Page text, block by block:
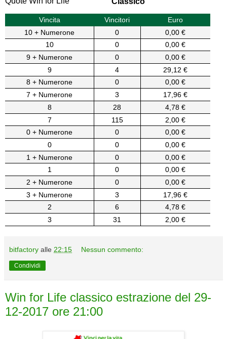
Vincita Vincitori
Euro
10 + Numerone
0
0,00 €
10
0
0,00 €
9 + Numerone
0
0,00 €
9
4
29,12 €
8 + Numerone
0
0,00 €
7 + Numerone
3
17,96 €
8
28
4,78 €
7
115
2,00 €
0 + Numerone
0
0,00 €
0
0
0,00 €
1 + Numerone
0
0,00 €
1
0
0,00 €
2 + Numerone
0
0,00 €
3 + Numerone
3
17,96 €
2
6
4,78 €
3
31 2,00 €
bitfactory alle 22:15 Nessun commento:
Condividi
Win for Life classico estrazione del 29-
12-2017 ore 21:00